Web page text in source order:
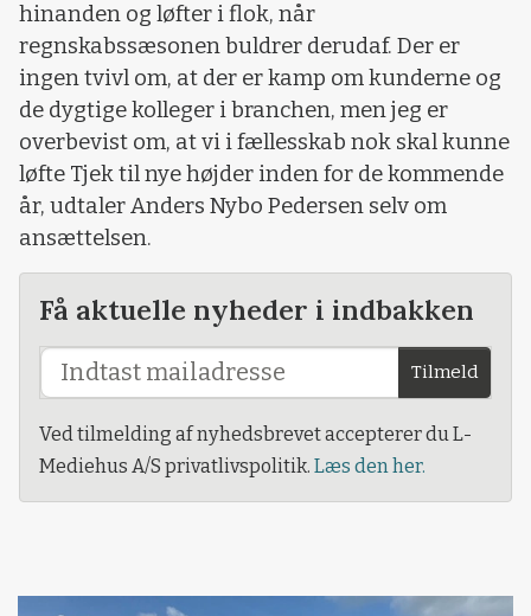
hinanden og løfter i flok, når
regnskabssæsonen buldrer derudaf. Der er
ingen tvivl om, at der er kamp om kunderne og
de dygtige kolleger i branchen, men jeg er
overbevist om, at vi i fællesskab nok skal kunne
løfte Tjek til nye højder inden for de kommende
år, udtaler Anders Nybo Pedersen selv om
ansættelsen.
Få aktuelle nyheder i indbakken
Tilmeld
Ved tilmelding af nyhedsbrevet accepterer du L-
Mediehus A/S privatlivspolitik. Læs den her.